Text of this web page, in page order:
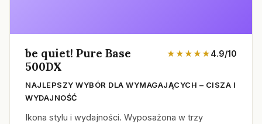
be quiet! Pure Base
500DX
★★★★★4.9/10
NAJLEPSZY WYBÓR DLA WYMAGAJĄCYCH – CISZA I
WYDAJNOŚĆ
Ikona stylu i wydajności. Wyposażona w trzy